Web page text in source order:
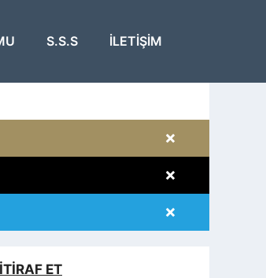
S.S.S İLETIŞIM
×
×
×
ET